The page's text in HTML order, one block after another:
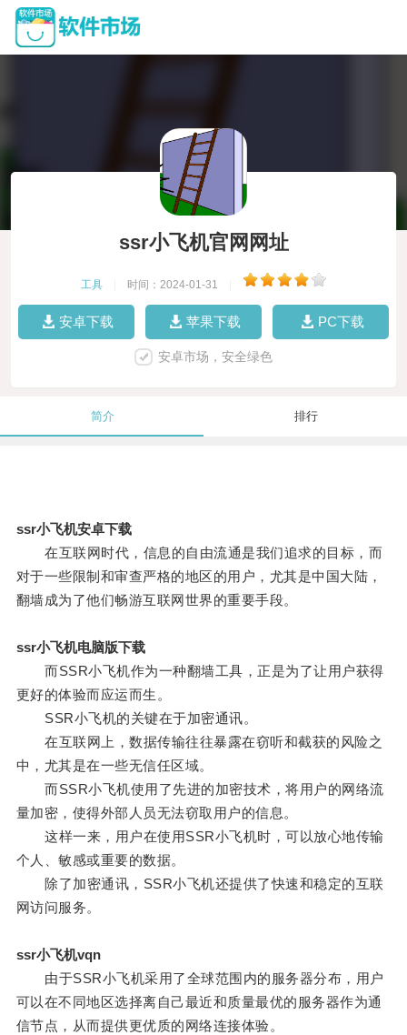
ssr小飞机官网网址
工具 时间：2024-01-31
安卓下载 苹果下载 PC下载
安卓市场，安全绿色
简介 排行
ssr小飞机安卓下载
在互联网时代，信息的自由流通是我们追求的目标，而
对于一些限制和审查严格的地区的用户，尤其是中国大陆，
翻墙成为了他们畅游互联网世界的重要手段。
ssr小飞机电脑版下载
而SSR小飞机作为一种翻墙工具，正是为了让用户获得
更好的体验而应运而生。
SSR小飞机的关键在于加密通讯。
在互联网上，数据传输往往暴露在窃听和截获的风险之
中，尤其是在一些无信任区域。
而SSR小飞机使用了先进的加密技术，将用户的网络流
量加密，使得外部人员无法窃取用户的信息。
这样一来，用户在使用SSR小飞机时，可以放心地传输
个人、敏感或重要的数据。
除了加密通讯，SSR小飞机还提供了快速和稳定的互联
网访问服务。
ssr小飞机vqn
由于SSR小飞机采用了全球范围内的服务器分布，用户
可以在不同地区选择离自己最近和质量最优的服务器作为通
信节点，从而提供更优质的网络连接体验。